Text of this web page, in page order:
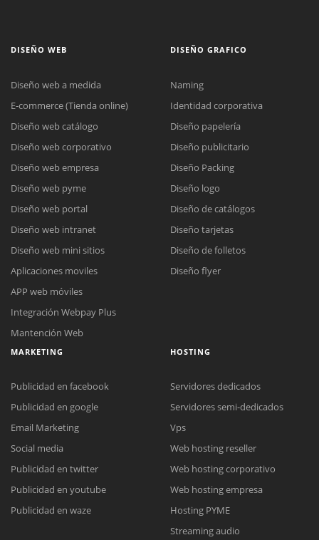
Reunión online
Meet para la reunión online.
Cotización
Chat Online
Todos nuestros ejecutivos están fuera de línea. Complete el formulario
DISEÑO WEB
Diseño web a medida
E-commerce (Tienda online)
Diseño web catálogo
Diseño web corporativo
Diseño web empresa
Diseño web pyme
Diseño web portal
Diseño web intranet
Diseño web mini sitios
Aplicaciones moviles
APP web móviles
Integración Webpay Plus
Mantención Web
DISEÑO GRAFICO
Naming
Identidad corporativa
Diseño papelería
Diseño publicitario
Diseño Packing
Diseño logo
Diseño de catálogos
Diseño tarjetas
Diseño de folletos
Diseño flyer
MARKETING
Publicidad en facebook
Publicidad en google
Email Marketing
Social media
Publicidad en twitter
Publicidad en youtube
Publicidad en waze
HOSTING
Servidores dedicados
Servidores semi-dedicados
Vps
Web hosting reseller
Web hosting corporativo
Web hosting empresa
Hosting PYME
Streaming audio